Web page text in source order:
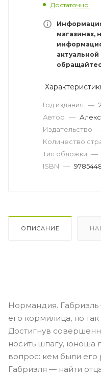
Достаточно
магазинах,
Год издания —
Автор —
Издательство
Количество
Тип обложки —
ISBN —
ОПИСАНИЕ
<p>Май
Нормандия. Габриэль
его кормилица, но
Достигнув
носить шпагу, юноша
вопрос: кем были
Габриэля — найти